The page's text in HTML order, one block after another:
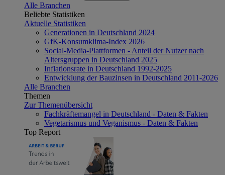
Alle Branchen
Beliebte Statistiken
Aktuelle Statistiken
Generationen in Deutschland 2024
GfK-Konsumklima-Index 2026
Social-Media-Plattformen - Anteil der Nutzer nach
Altersgruppen in Deutschland 2025
Inflationsrate in Deutschland 1992-2025
Entwicklung der Bauzinsen in Deutschland 2011-2026
Alle Branchen
Themen
Zur Themenübersicht
Fachkräftemangel in Deutschland - Daten & Fakten
Vegetarismus und Veganismus - Daten & Fakten
Top Report